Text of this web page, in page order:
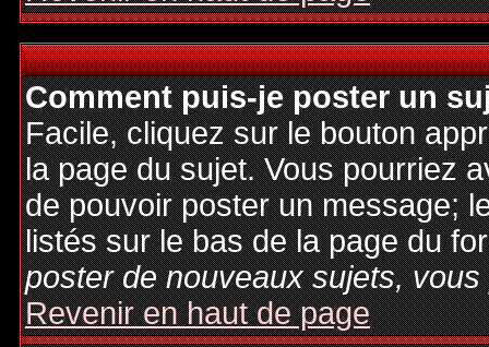
Comment puis-je poster un
Facile, cliquez sur le bouton
la page du sujet. Vous pourriez
de pouvoir poster un message;
listés sur le bas de la page du
poster de nouveaux sujets,
Revenir en haut de page